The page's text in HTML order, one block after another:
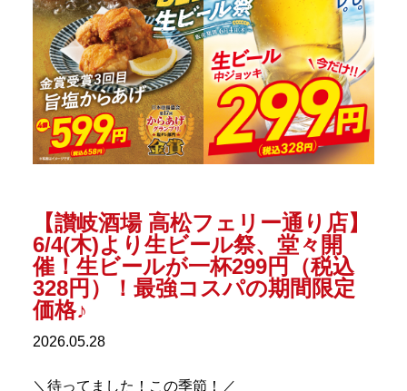
2026.05.28
【讃岐酒場 高松フェリー通り店】
6/4(木)より生ビール祭、堂々開
催！生ビールが一杯299円（税込
328円）！最強コスパの期間限定
価格♪
＼待ってました！この季節！／